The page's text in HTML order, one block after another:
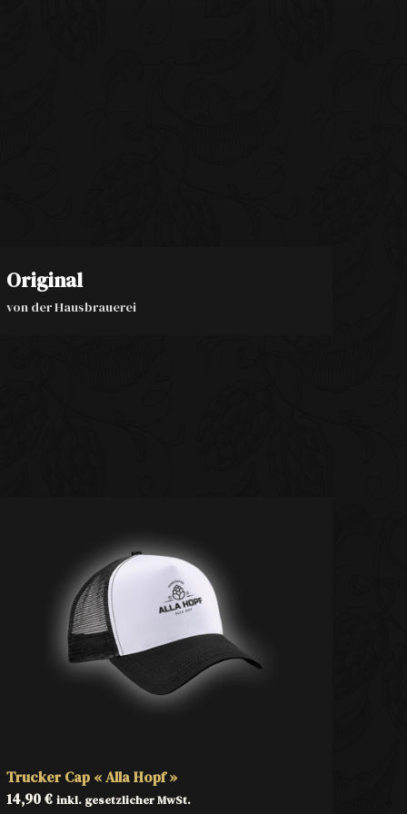
Original
von der Hausbrauerei
Trucker Cap « Alla Hopf »
14,90€ inkl. gesetzlicher MwSt.